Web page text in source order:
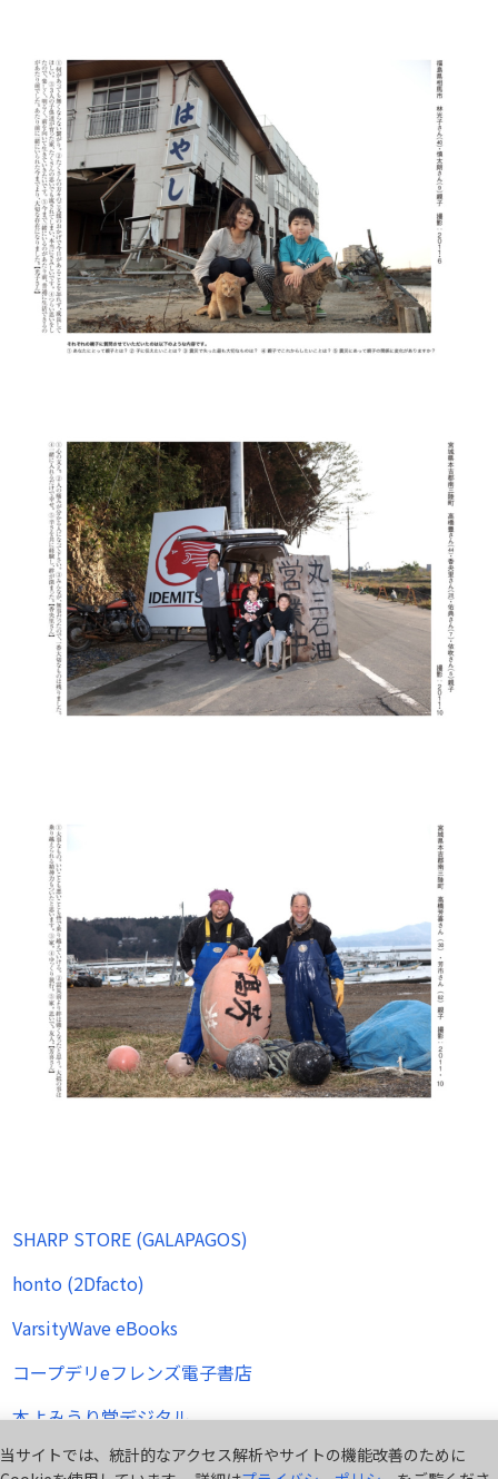
SHARP STORE (GALAPAGOS)
honto (2Dfacto)
VarsityWave eBooks
コープデリeフレンズ電子書店
本よみうり堂デジタル
当サイトでは、統計的なアクセス解析やサイトの機能改善のために